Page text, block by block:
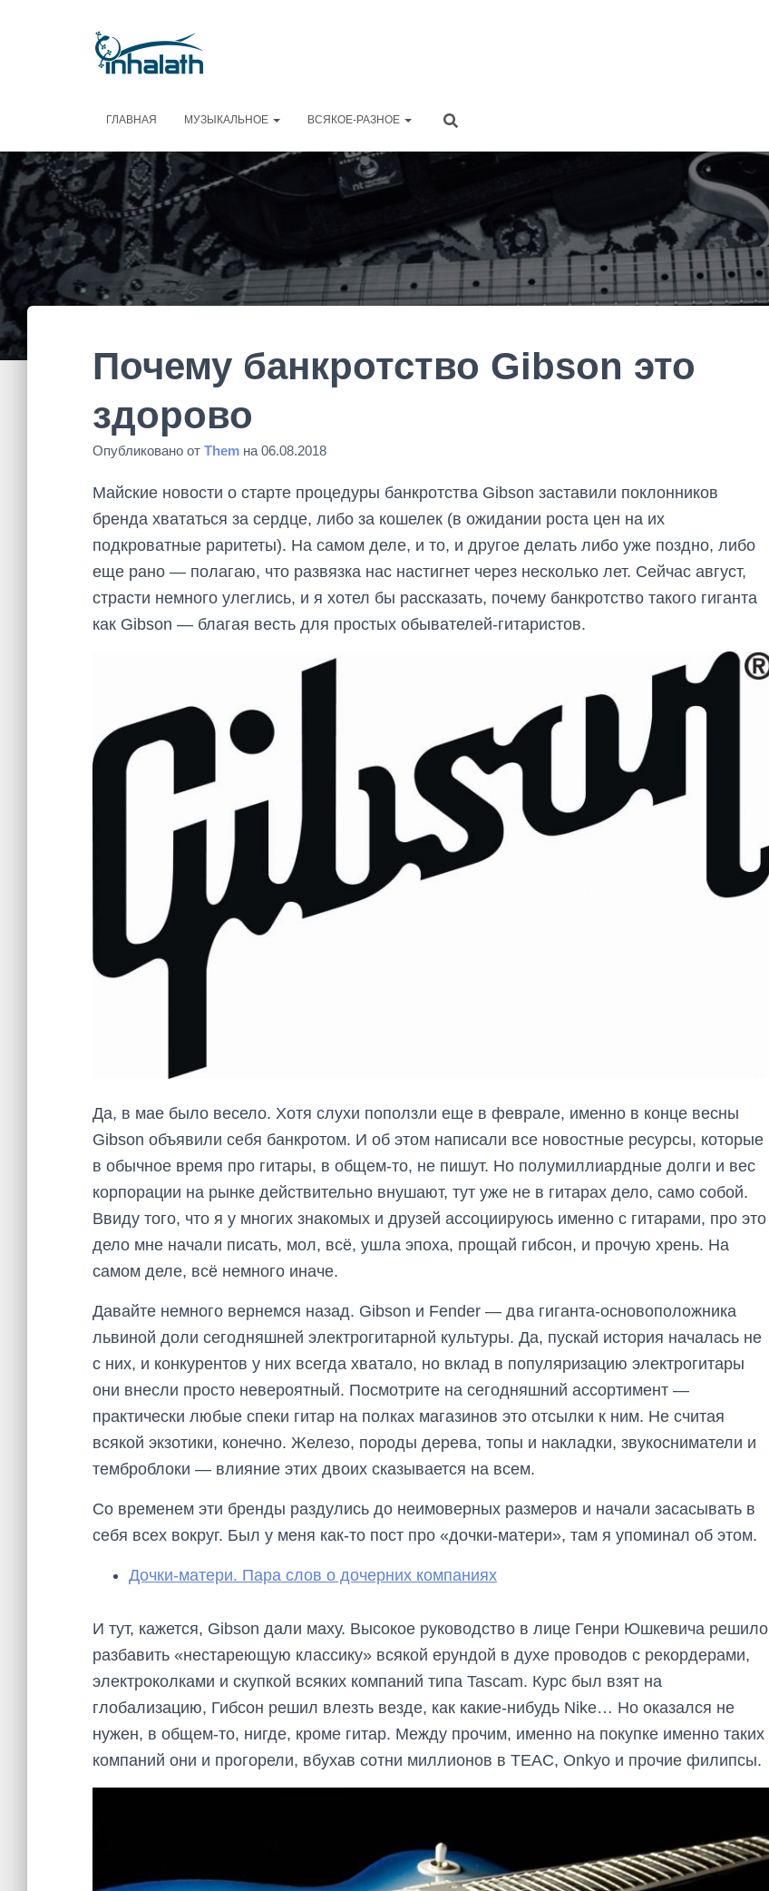
ГЛАВНАЯ МУЗЫКАЛЬНОЕ ВСЯКОЕ-РАЗНОЕ
Почему банкротство Gibson это
здорово
Опубликовано от Them на 06.08.2018
Майские новости о старте процедуры банкротства Gibson заставили поклонников
бренда хвататься за сердце, либо за кошелек (в ожидании роста цен на их
подкроватные раритеты). На самом деле, и то, и другое делать либо уже поздно, либо
еще рано — полагаю, что развязка нас настигнет через несколько лет. Сейчас август,
страсти немного улеглись, и я хотел бы рассказать, почему банкротство такого гиганта
как Gibson — благая весть для простых обывателей-гитаристов.
Да, в мае было весело. Хотя слухи поползли еще в феврале, именно в конце весны
Gibson объявили себя банкротом. И об этом написали все новостные ресурсы, которые
в обычное время про гитары, в общем-то, не пишут. Но полумиллиардные долги и вес
корпорации на рынке действительно внушают, тут уже не в гитарах дело, само собой.
Ввиду того, что я у многих знакомых и друзей ассоциируюсь именно с гитарами, про это
дело мне начали писать, мол, всё, ушла эпоха, прощай гибсон, и прочую хрень. На
самом деле, всё немного иначе.
Давайте немного вернемся назад. Gibson и Fender — два гиганта-основоположника
львиной доли сегодняшней электрогитарной культуры. Да, пускай история началась не
с них, и конкурентов у них всегда хватало, но вклад в популяризацию электрогитары
они внесли просто невероятный. Посмотрите на сегодняшний ассортимент —
практически любые спеки гитар на полках магазинов это отсылки к ним. Не считая
всякой экзотики, конечно. Железо, породы дерева, топы и накладки, звукосниматели и
темброблоки — влияние этих двоих сказывается на всем.
Со временем эти бренды раздулись до неимоверных размеров и начали засасывать в
себя всех вокруг. Был у меня как-то пост про «дочки-матери», там я упоминал об этом.
Дочки-матери. Пара слов о дочерних компаниях
И тут, кажется, Gibson дали маху. Высокое руководство в лице Генри Юшкевича решило
разбавить «нестареющую классику» всякой ерундой в духе проводов с рекордерами,
электроколками и скупкой всяких компаний типа Tascam. Курс был взят на
глобализацию, Гибсон решил влезть везде, как какие-нибудь Nike… Но оказался не
нужен, в общем-то, нигде, кроме гитар. Между прочим, именно на покупке именно таких
компаний они и прогорели, вбухав сотни миллионов в TEAC, Onkyo и прочие филипсы.